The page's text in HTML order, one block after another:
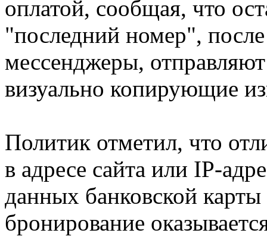
оплатой, сообщая, что
"последний номер", после
мессенджеры,
визуально копирующие
Политик отметил, что
в адресе сайта или IP-
данных банковской
бронирование